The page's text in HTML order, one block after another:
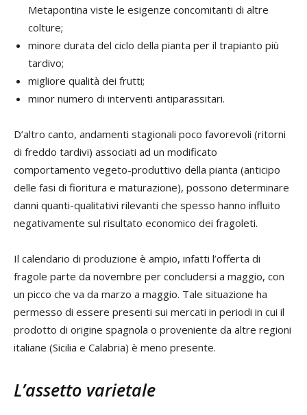
Metapontina viste le esigenze concomitanti di altre
colture;
minore durata del ciclo della pianta per il trapianto più
tardivo;
migliore qualità dei frutti;
minor numero di interventi antiparassitari.
D’altro canto, andamenti stagionali poco favorevoli (ritorni
di freddo tardivi) associati ad un modificato
comportamento vegeto-produttivo della pianta (anticipo
delle fasi di fioritura e maturazione), possono determinare
danni quanti-qualitativi rilevanti che spesso hanno influito
negativamente sul risultato economico dei fragoleti.
Il calendario di produzione è ampio, infatti l’offerta di
fragole parte da novembre per concludersi a maggio, con
un picco che va da marzo a maggio. Tale situazione ha
permesso di essere presenti sui mercati in periodi in cui il
prodotto di origine spagnola o proveniente da altre regioni
italiane (Sicilia e Calabria) è meno presente.
L’assetto varietale